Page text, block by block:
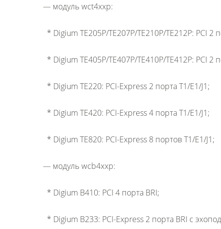
— модуль wct4xxp:
* Digium TE205P/TE207P/TE210P/TE212P: PCI 2
* Digium TE405P/TE407P/TE410P/TE412P: PCI 2
* Digium TE220: PCI-Express 2 порта T1/E1/J1;
* Digium TE420: PCI-Express 4 порта T1/E1/J1;
* Digium TE820: PCI-Express 8 портов T1/E1/J1;
— модуль wcb4xxp:
* Digium B410: PCI 4 порта BRI;
* Digium B233: PCI-Express 2 порта BRI с